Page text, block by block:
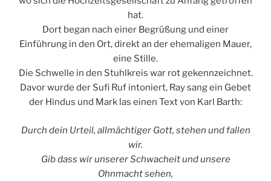
hat.
Dort began nach einer Begrüßung und einer
Einführung in den Ort, direkt an der ehemaligen Mauer,
eine Stille.
Die Schwelle in den Stuhlkreis war rot gekennzeichnet.
Davor wurde der Sufi Ruf intoniert, Ray sang ein Gebet
der Hindus und Mark las einen Text von Karl Barth:
Durch dein Urteil, allmächtiger Gott, stehen und fallen
wir.
Gib dass wir unserer Schwacheit und unsere
Ohnmacht sehen,